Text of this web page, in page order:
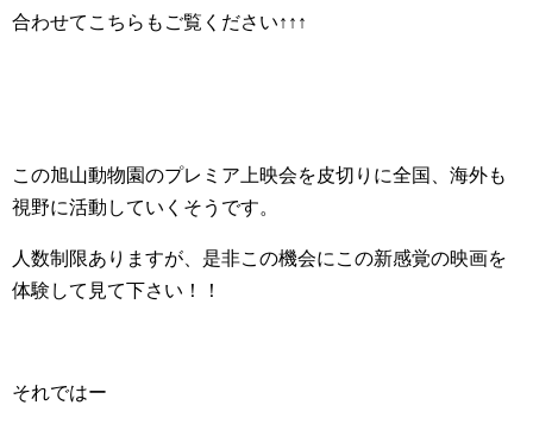
合わせてこちらもご覧ください↑↑↑
この旭山動物園のプレミア上映会を皮切りに全国、海外も
視野に活動していくそうです。
人数制限ありますが、是非この機会にこの新感覚の映画を
体験して見て下さい！！
それではー